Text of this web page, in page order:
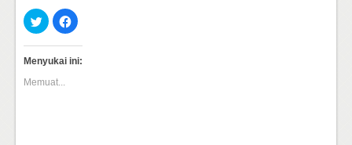
Klik
untuk
berbagi
pada
Twitter(Membuka
di
yang
Klik
untuk
di
Facebook(Membuka
di
Menyukai ini:
Memuat...